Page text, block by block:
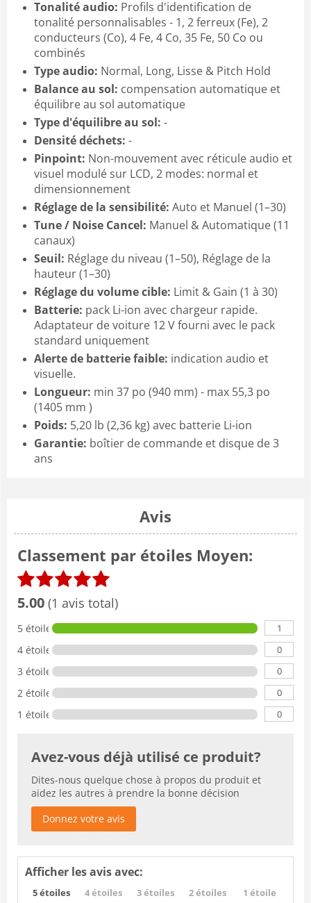
Tonalité audio: Profils d'identification de
tonalité personnalisables - 1, 2 ferreux (Fe), 2
conducteurs (Co), 4 Fe, 4 Co, 35 Fe, 50 Co ou
combinés
Type audio: Normal, Long, Lisse & Pitch Hold
Balance au sol: compensation automatique et
équilibre au sol automatique
Type d'équilibre au sol: -
Densité déchets: -
Pinpoint: Non-mouvement avec réticule audio et
visuel modulé sur LCD, 2 modes: normal et
dimensionnement
Réglage de la sensibilité: Auto et Manuel (1–30)
Tune / Noise Cancel: Manuel & Automatique (11
canaux)
Seuil: Réglage du niveau (1–50), Réglage de la
hauteur (1–30)
Réglage du volume cible: Limit & Gain (1 à 30)
Batterie: pack Li-ion avec chargeur rapide.
Adaptateur de voiture 12 V fourni avec le pack
standard uniquement
Alerte de batterie faible: indication audio et
visuelle.
Longueur: min 37 po (940 mm) - max 55,3 po
(1405 mm )
Poids: 5,20 lb (2,36 kg) avec batterie Li-ion
Garantie: boîtier de commande et disque de 3
ans
Avis
Classement par étoiles Moyen:
5.00 (1 avis total)
5 étoiles 1
4 étoiles 0
3 étoiles 0
2 étoiles 0
1 étoile 0
Avez-vous déjà utilisé ce produit?
Dites-nous quelque chose à propos du produit et
aidez les autres à prendre la bonne décision
Donnez votre avis
Afficher les avis avec:
5 étoiles 4 étoiles 3 étoiles 2 étoiles 1 étoile